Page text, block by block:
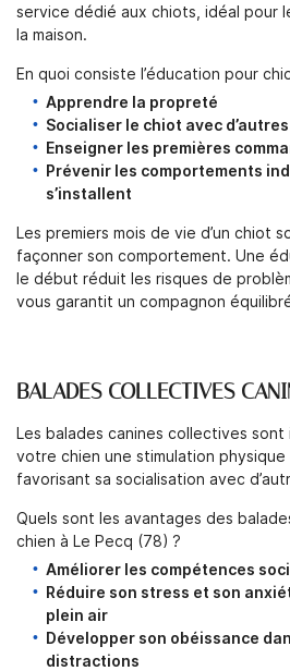
service dédié aux chiots, idéal pour
la maison.
En quoi consiste l’éducation pour
Apprendre la propreté
Socialiser le chiot avec
Enseigner les premières
Prévenir les comportements
s’installent
Les premiers mois de vie d’un chiot
façonner son comportement. Une
le début réduit les risques de
vous garantit un compagnon
BALADES COLLECTIVES
Les balades canines collectives
votre chien une stimulation
favorisant sa socialisation avec
Quels sont les avantages des
chien à Le Pecq (78) ?
Améliorer les compétences
Réduire son stress et son
plein air
Développer son obéissance
distractions